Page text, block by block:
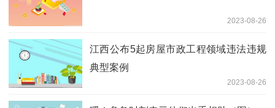
2023-08-26
江西公布5起房屋市政工程领域违法违规
典型案例
2023-08-26